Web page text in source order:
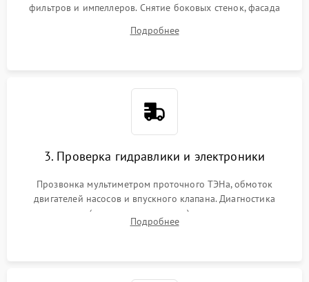
фильтров и импеллеров. Снятие боковых стенок, фасада
циркуляционному насосу, ТЭНу и сливной помпе.
Подробнее
3. Проверка гидравлики и электроники
Прозвонка мультиметром проточного ТЭНа, обмоток
двигателей насосов и впускного клапана. Диагностика
прессостата (датчика уровня воды), датчика мутности,
концевика дверцы и электронного модуля управления.
Подробнее